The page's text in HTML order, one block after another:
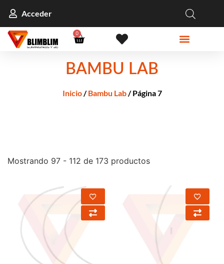
Acceder
0
BAMBU LAB
Inicio/Bambu Lab/ Página 7
Mostrando 97 - 112 de 173 productos